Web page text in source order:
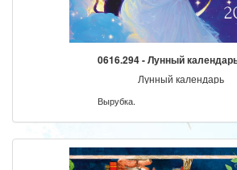
0616.294 - Лунный
Лунный календарь
Вырубка.